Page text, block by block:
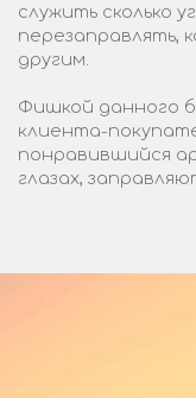
служить сколько
перезаправлять,
другим.
Фишкой данного
клиента-
понравившийся
глазах,